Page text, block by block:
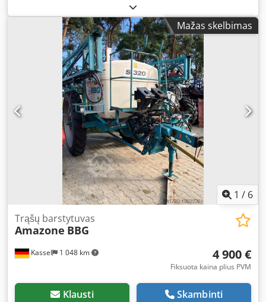
Mažas skelbimas
1 / 6
Kassel 1 048 km
Trąšų barstytuvas
Amazone BBG
4 900 €
Fiksuota kaina plius PVM
Klausti Skambinti